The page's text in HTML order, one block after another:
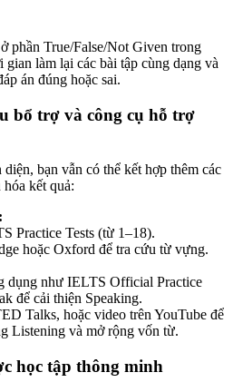
phần True/False/Not Given trong
gian làm lại các bài tập cùng dạng và
án đúng hoặc sai.
bổ trợ và công cụ hỗ trợ
bạn vẫn có thể kết hợp thêm các
kết quả:
Practice Tests (từ 1–18).
hoặc Oxford để tra cứu từ vựng.
dụng như IELTS Official Practice
để cải thiện Speaking.
Talks, hoặc video trên YouTube để
Listening và mở rộng vốn từ.
học tập thông minh